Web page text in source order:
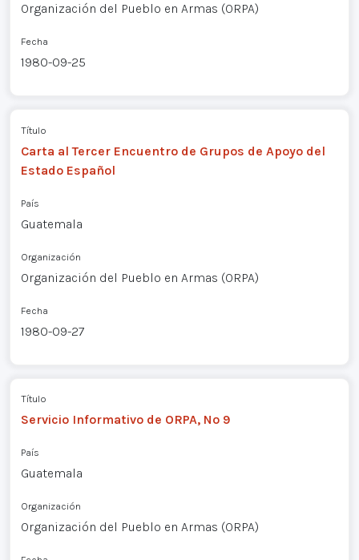
Organización del Pueblo en Armas (ORPA)
Fecha
1980-09-25
Título
Carta al Tercer Encuentro de Grupos de Apoyo del
Estado Español
País
Guatemala
Organización
Organización del Pueblo en Armas (ORPA)
Fecha
1980-09-27
Título
Servicio Informativo de ORPA, Nº 9
País
Guatemala
Organización
Organización del Pueblo en Armas (ORPA)